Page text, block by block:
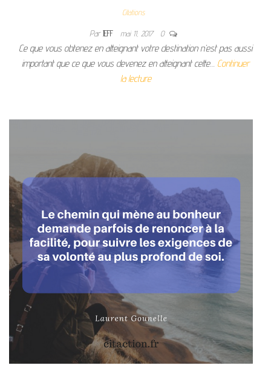
Citations
ParJEFF mai 11, 2017 0
Ce que vous obtenez en atteignant votre destination n’est pas aussi
important que ce que vous devenez en atteignant cette… Continuer
la lecture